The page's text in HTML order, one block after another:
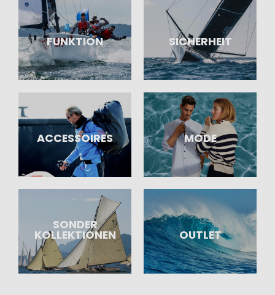
FUNKTION SICHERHEIT
ACCESSOIRES MODE
SONDER
KOLLEKTIONEN OUTLET